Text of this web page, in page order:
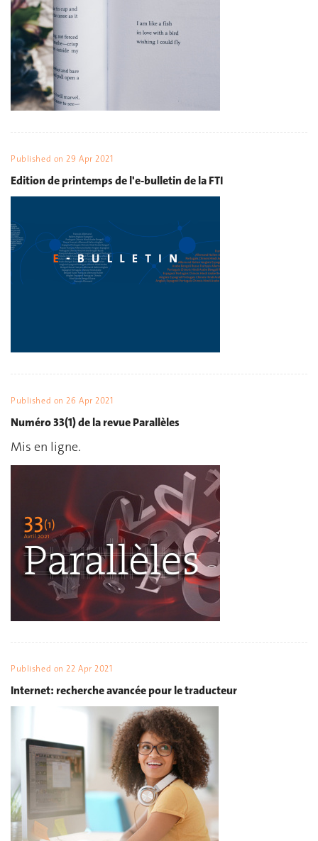
Published on29 Apr 2021
Edition de printemps de l'e-bulletin de la FTI
Published on26 Apr 2021
Numéro 33(1) de la revue Parallèles
Mis en ligne.
Published on22 Apr 2021
Internet: recherche avancée pour le traducteur